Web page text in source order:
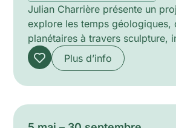
Julian Charrière présente un
explore les temps géologiques,
planétaires à travers sculpture,
et photographie. Utilisant pierre,
charbon, lave, métaux et
mythe. Charrière comprime les
Plus d’info